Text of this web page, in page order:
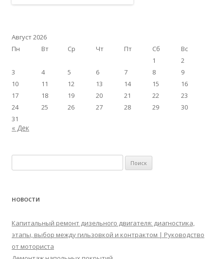
Август 2026
Пн
Вт Ср Чт Пт Сб
Вс
1
2
3
4 5 6 7 8
9
10
11 12 13 14 15
16
17
18 19 20 21 22
23
24
25 26 27 28 29
30
31
« Дек
НОВОСТИ
Капитальный ремонт дизельного двигателя: диагностика,
этапы, выбор между гильзовкой и контрактом | Руководство
от моториста